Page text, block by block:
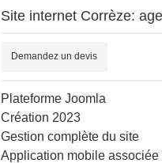
Site internet Corrèze:
Demandez un devis
Plateforme Joomla
Création 2023
Gestion complète du site
Application mobile associée